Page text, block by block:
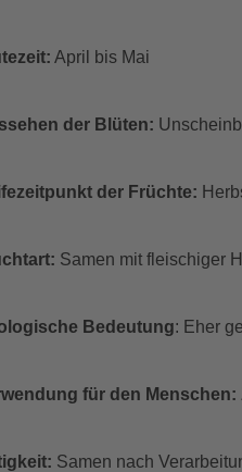
April bis Mai
der Blüten:
der Früchte:
Samen mit fleischiger
Bedeutung: Eher
für den Menschen:
Samen nach